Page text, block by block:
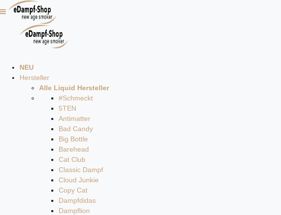
NEU
Hersteller
Alle Liquid Hersteller
#Schmeckt
5TEN
Antimatter
Bad Candy
Big Bottle
Barehead
Cat Club
Classic Dampf
Cloud Junkie
Copy Cat
Dampfdidas
Dampflion